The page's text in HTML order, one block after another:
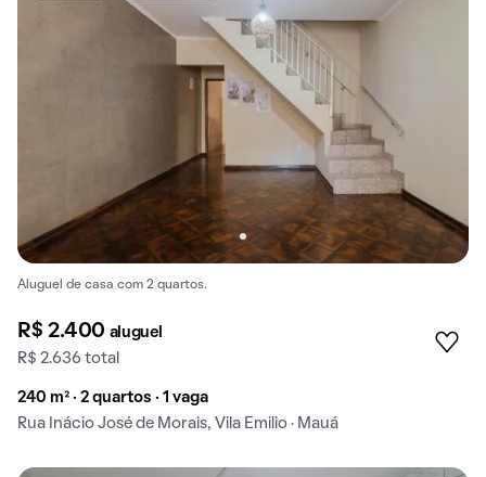
Aluguel de casa com 2 quartos.
R$ 2.400 aluguel
R$ 2.636 total
240 m² · 2 quartos · 1 vaga
Rua Inácio José de Morais, Vila Emilio · Mauá